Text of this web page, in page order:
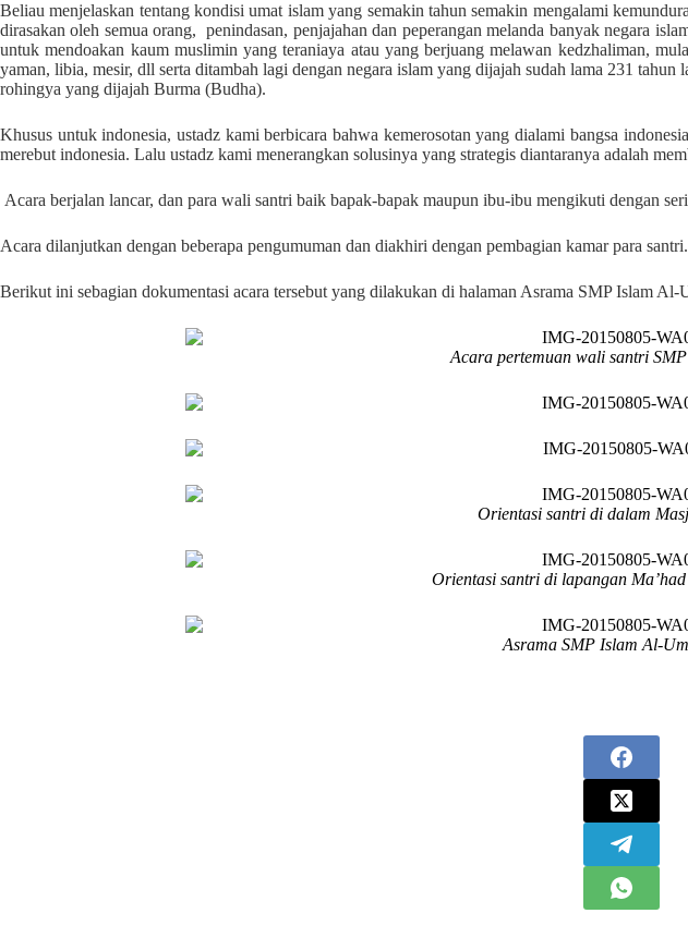
Beliau menjelaskan tentang kondisi umat islam yang semakin tahun semakin mengalami
dirasakan oleh semua orang, penindasan, penjajahan dan peperangan melanda banyak negara
untuk mendoakan kaum muslimin yang teraniaya atau yang berjuang melawan kedzhaliman,
yaman, libia, mesir, dll serta ditambah lagi dengan negara islam yang dijajah sudah lama 231
rohingya yang dijajah Burma (Budha).
Khusus untuk indonesia, ustadz kami berbicara bahwa kemerosotan yang dialami bangsa
merebut indonesia. Lalu ustadz kami menerangkan solusinya yang strategis diantaranya adalah
Acara berjalan lancar, dan para wali santri baik bapak-bapak maupun ibu-ibu mengikuti dengan
Acara dilanjutkan dengan beberapa pengumuman dan diakhiri dengan pembagian kamar para santri.
Berikut ini sebagian dokumentasi acara tersebut yang dilakukan di halaman Asrama SMP Islam Al-
Acara pertemuan wali santri
Orientasi santri di dalam
Orientasi santri di lapangan
Asrama SMP Islam Al-